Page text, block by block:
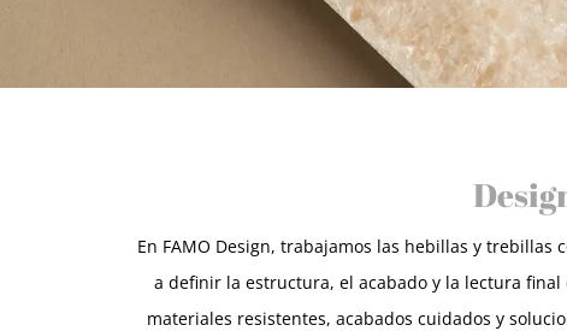
En FAMO Design, trabajamos las hebillas y
a definir la estructura, el acabado y la lectura
materiales resistentes, acabados cuidados y